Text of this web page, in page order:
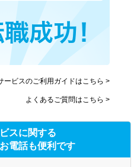
ービスのご利用ガイドはこちら >
よくあるご質問はこちら >
スに関する
電話も便利です